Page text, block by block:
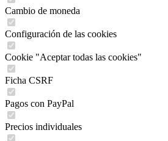
Cambio de moneda
Configuración de las cookies
Cookie "Aceptar todas las cookies"
Ficha CSRF
Pagos con PayPal
Precios individuales